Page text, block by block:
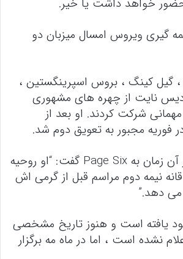
خواهد داشت یا خیر.
گیری ویروس امسال میزبان دو
، گیل کینگ ، بروس اسپرینگستین ،
نایت از چهره های مشهوری
شرکت کردند. او بعد از
مجبور به تعویق دوم شد.
نماینده وقت او در آن زمان به Page Six گفت: “او روحیه
نیمه دوم مراسم قبل از گرمی اش
می دهد.”
یافته است و هنوز تاریخ مشخصی
نشده است ، اما در ماه مه برگزار